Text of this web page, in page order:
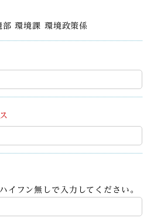
環境課 環境政策係
イフン無しで入力してください。